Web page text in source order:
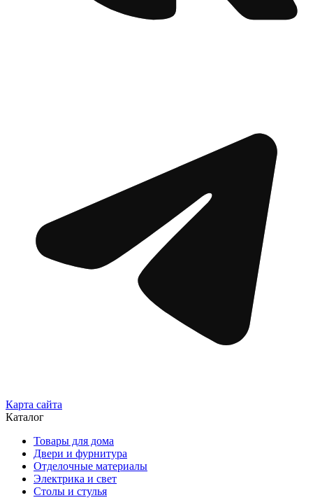
Карта сайта
Каталог
Товары для дома
Двери и фурнитура
Отделочные материалы
Электрика и свет
Столы и стулья